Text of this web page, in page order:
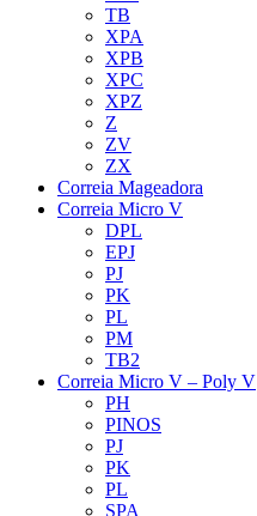
TB
XPA
XPB
XPC
XPZ
Z
ZV
ZX
Correia Mageadora
Correia Micro V
DPL
EPJ
PJ
PK
PL
PM
TB2
Correia Micro V – Poly V
PH
PINOS
PJ
PK
PL
SPA